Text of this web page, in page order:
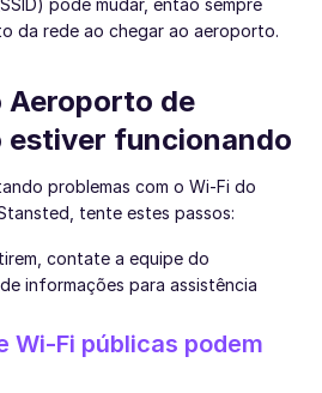
pode mudar, então sempre
da rede ao chegar ao aeroporto.
Aeroporto de
estiver funcionando
problemas com o Wi-Fi do
tente estes passos:
contate a equipe do
informações para assistência
Wi-Fi públicas podem